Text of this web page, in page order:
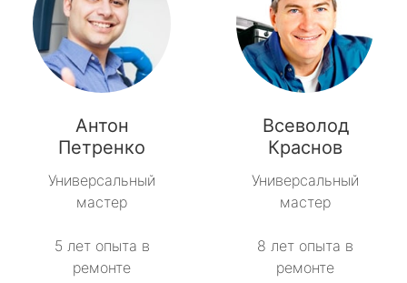
Антон
Петренко
Универсальный
мастер
5 лет опыта в
ремонте
Всеволод
Краснов
Универсальный
мастер
8 лет опыта в
ремонте